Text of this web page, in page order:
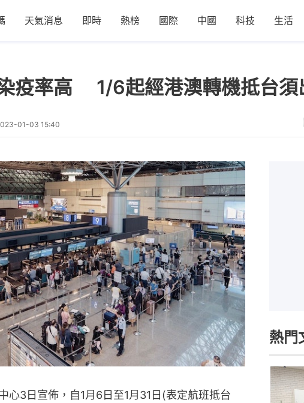
天氣消息 即時 熱榜 國際 中國 科技 生活
疫率高 1/6起經港澳轉機抵台須
01-03 15:40
心3日宣佈，自1月6日至1月31日(表定航班抵台
熱門